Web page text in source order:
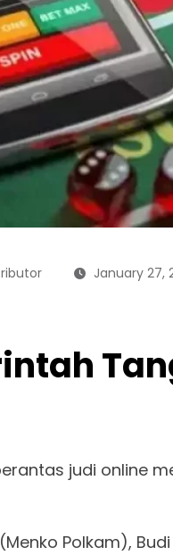
January 27,
judi online
Polkam),